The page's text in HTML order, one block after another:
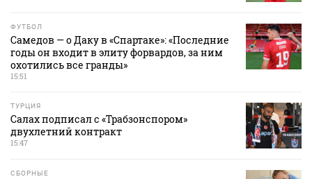
ФУТБОЛ
Самедов — о Даку в «Спартаке»: «Последние
годы он входит в элиту форвардов, за ним
охотились все гранды»
15:51
ТУРЦИЯ
Салах подписал с «Трабзонспором»
двухлетний контракт
15:47
СБОРНЫЕ